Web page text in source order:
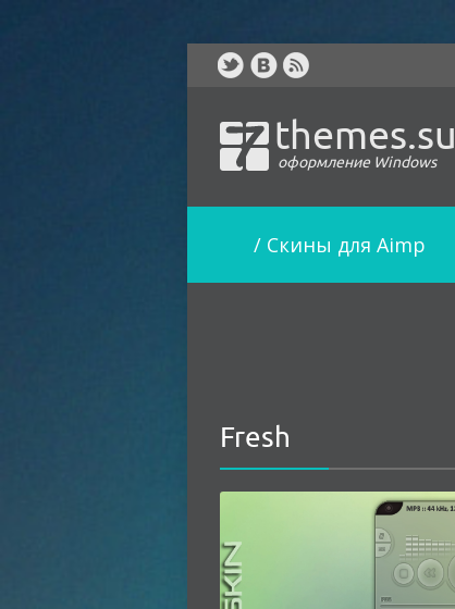
themes.su
оформление Windows
/ Скины для Aimp
Fresh